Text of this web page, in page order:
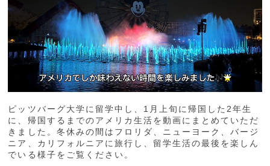
ピッツバーグ大学に留学中し、1月上旬に帰国した2年生
に、帰国するまでのアメリカ生活を動画にまとめていただ
きました。冬休みの間はフロリダ、ニューヨーク、バージ
ニア、カリフォルニアに旅行し、留学生活の最後を楽しん
でいる様子をご覧ください。